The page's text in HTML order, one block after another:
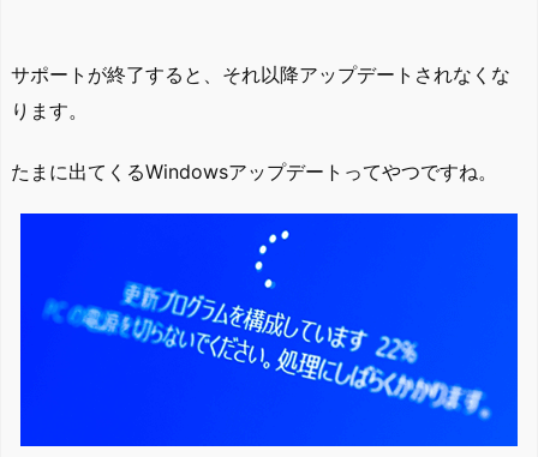
サポートが終了すると、それ以降アップデートされなくな
ります。
たまに出てくるWindowsアップデートってやつですね。